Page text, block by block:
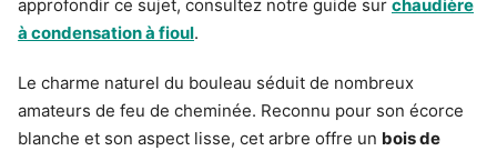
approfondir ce sujet, consultez notre guide sur chaudière
à condensation à fioul.
Le charme naturel du bouleau séduit de nombreux
amateurs de feu de cheminée. Reconnu pour son écorce
blanche et son aspect lisse, cet arbre offre un bois de